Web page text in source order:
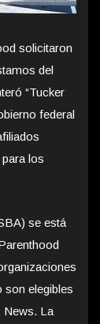
solicitaron
del
“Tucker
federal
los
se está
son elegibles
News. La